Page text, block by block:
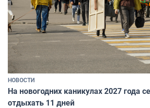
НОВОСТИ
На новогодних каникулах 2027 года
отдыхать 11 дней